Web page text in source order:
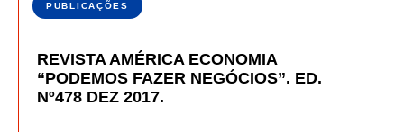
PUBLICAÇÕES
REVISTA AMÉRICA ECONOMIA
“PODEMOS FAZER NEGÓCIOS”. ED.
Nº478 DEZ 2017.